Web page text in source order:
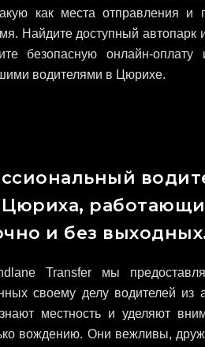
​​как места отправления и
Найдите доступный автопарк
безопасную онлайн-оплату
водителями в Цюрихе.
Цюриха,
и без
Transfer мы
своему делу водителей из
местность и уделяют
вождению. Они вежливы,